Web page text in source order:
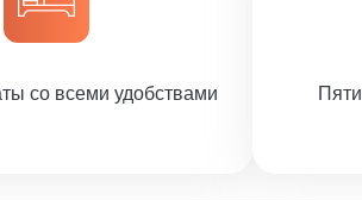
со всеми удобствами